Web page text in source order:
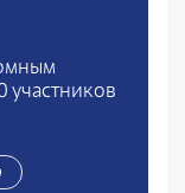
участников